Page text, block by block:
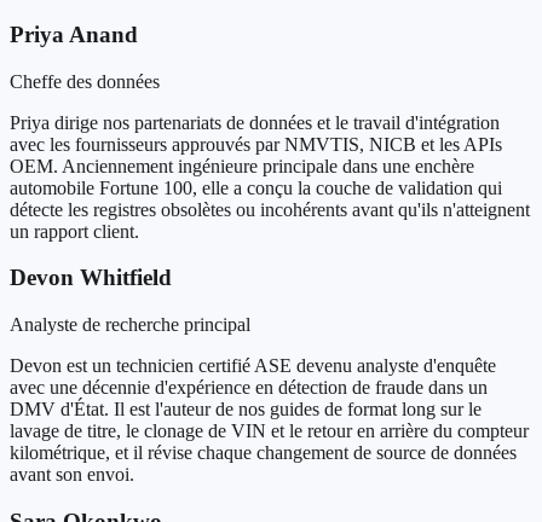
Priya Anand
Cheffe des données
Priya dirige nos partenariats de données et le travail d'intégration
avec les fournisseurs approuvés par NMVTIS, NICB et les APIs
OEM. Anciennement ingénieure principale dans une enchère
automobile Fortune 100, elle a conçu la couche de validation qui
détecte les registres obsolètes ou incohérents avant qu'ils n'atteignent
un rapport client.
Devon Whitfield
Analyste de recherche principal
Devon est un technicien certifié ASE devenu analyste d'enquête
avec une décennie d'expérience en détection de fraude dans un
DMV d'État. Il est l'auteur de nos guides de format long sur le
lavage de titre, le clonage de VIN et le retour en arrière du compteur
kilométrique, et il révise chaque changement de source de données
avant son envoi.